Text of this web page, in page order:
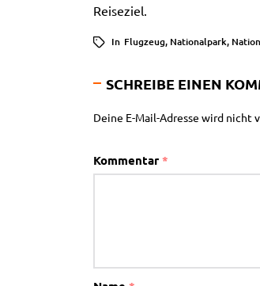
Reiseziel.
In Flugzeug, Nationalpark,
SCHREIBE EINEN
Deine E-Mail-Adresse wird
Kommentar *